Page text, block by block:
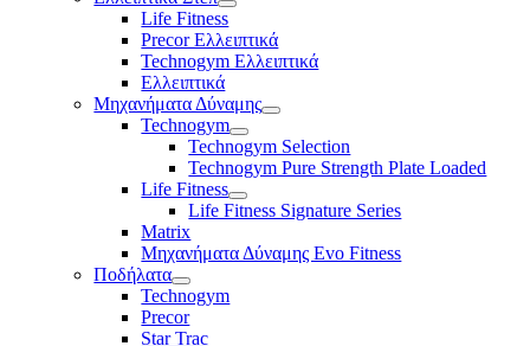
Life Fitness
Precor Ελλειπτικά
Technogym Ελλειπτικά
Ελλειπτικά
Μηχανήματα Δύναμης
Technogym
Technogym Selection
Technogym Pure Strength Plate Loaded
Life Fitness
Life Fitness Signature Series
Matrix
Μηχανήματα Δύναμης Evo Fitness
Ποδήλατα
Technogym
Precor
Star Trac